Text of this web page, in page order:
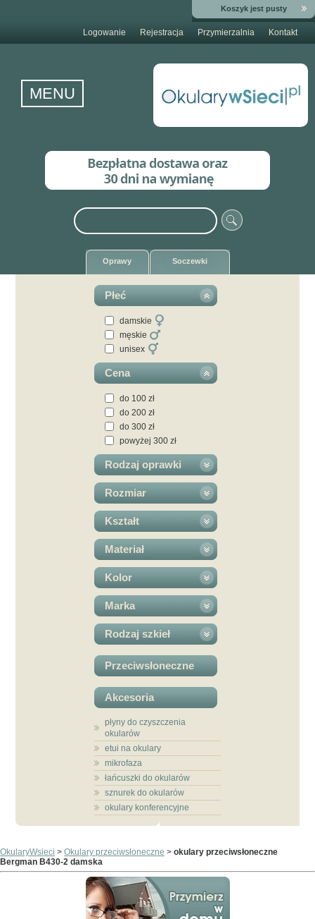
Koszyk jest pusty
Logowanie Rejestracja Przymierzalnia Kontakt
MENU
Oprawy Soczewki
Płeć
damskie
męskie
unisex
Cena
do 100 zł
do 200 zł
do 300 zł
powyżej 300 zł
Rodzaj oprawki
Rozmiar
Kształt
Materiał
Kolor
Marka
Rodzaj szkieł
Przeciwsłoneczne
Akcesoria
płyny do czyszczenia
okularów
etui na okulary
mikrofaza
łańcuszki do okularów
sznurek do okularów
okulary konferencyjne
OkularyWsieci > Okulary przeciwsłoneczne > okulary przeciwsłoneczne
Bergman B430-2 damska